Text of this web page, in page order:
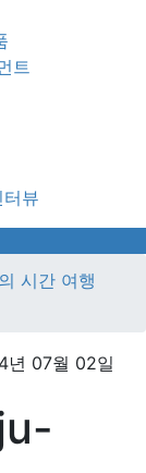
트
뷰
시간 여행
년 07월 02일